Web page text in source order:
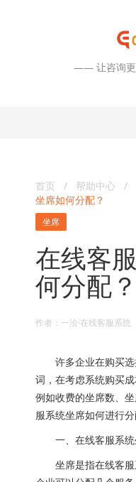
—— 让咨询
首页 / 帮助中心 /
坐席如何分配？
坐席
在线客
何分配？
作者：一洽·在线客服系
许多企业在购买选
词，在考虑系统购买
例如收费的坐席数、
服系统坐席如何进行分
一、在线客服系统
坐席是指在线客服